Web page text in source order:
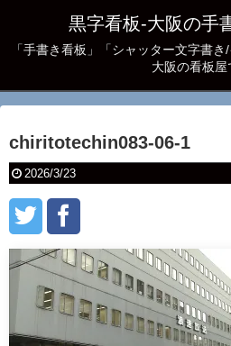
黒字看板‐大阪の手
「手書き看板」「シャッター文字書
大阪の看板屋
chiritotechin083-06-1
2026/3/23